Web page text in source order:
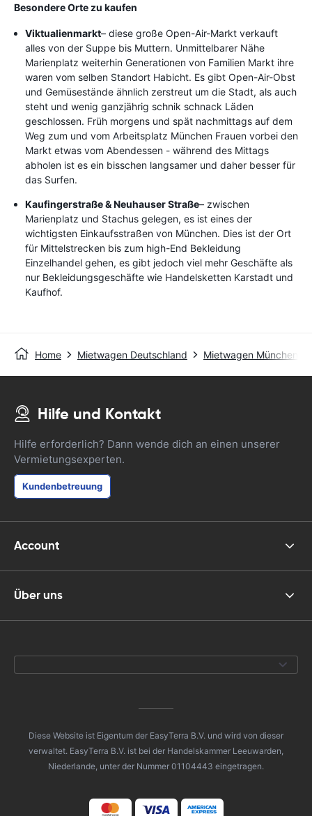
Besondere Orte zu kaufen
Viktualienmarkt– diese große Open-Air-Markt verkauft
alles von der Suppe bis Muttern. Unmittelbarer Nähe
Marienplatz weiterhin Generationen von Familien Markt ihre
waren vom selben Standort Habicht. Es gibt Open-Air-Obst
und Gemüsestände ähnlich zerstreut um die Stadt, als auch
steht und wenig ganzjährig schnik schnack Läden
geschlossen. Früh morgens und spät nachmittags auf dem
Weg zum und vom Arbeitsplatz München Frauen vorbei den
Markt etwas vom Abendessen - während des Mittags
abholen ist es ein bisschen langsamer und daher besser für
das Surfen.
Kaufingerstraße & Neuhauser Straße– zwischen
Marienplatz und Stachus gelegen, es ist eines der
wichtigsten Einkaufsstraßen von München. Dies ist der Ort
für Mittelstrecken bis zum high-End Bekleidung
Einzelhandel gehen, es gibt jedoch viel mehr Geschäfte als
nur Bekleidungsgeschäfte wie Handelsketten Karstadt und
Kaufhof.
Home Mietwagen Deutschland Mietwagen München -
Hilfe und Kontakt
Hilfe erforderlich? Dann wende dich an einen unserer
Vermietungsexperten.
Kundenbetreuung
Account
Über uns
Diese Website ist Eigentum der EasyTerra B.V. und wird von dieser
verwaltet. EasyTerra B.V. ist bei der Handelskammer Leeuwarden,
Niederlande, unter der Nummer 01104443 eingetragen.